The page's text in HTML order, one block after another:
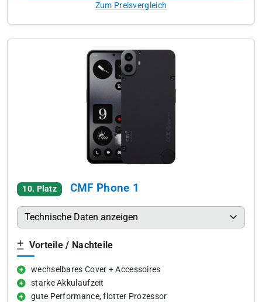
Zum Preisvergleich
10. Platz CMF Phone 1
Technische Daten anzeigen
Vorteile / Nachteile
wechselbares Cover + Accessoires
starke Akkulaufzeit
gute Performance, flotter Prozessor